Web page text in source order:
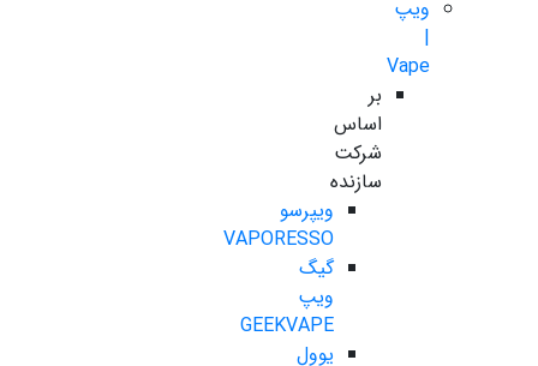
ویپ
|
Vape
بر
اساس
شرکت
سازنده
ویپرسو
VAPORESSO
گیگ
ویپ
GEEKVAPE
یوول